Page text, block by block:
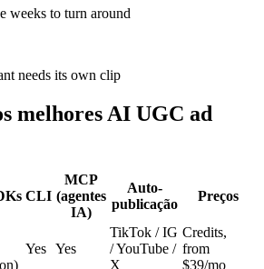
weeks to turn around
needs its own clip
melhores AI UGC ad
CLI
MCP
(agentes
IA)
Auto-
publicação
Preços
Yes Yes
TikTok / IG
/ YouTube /
X
Credits,
from
$39/mo